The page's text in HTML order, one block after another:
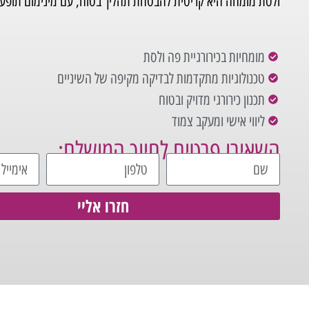
מומחיות בכירורגיית פה ולסת
טכנולוגיות מתקדמות לבדיקה מקיפה של השיניים
תכנון כירורגי מדויק ובטוח
ליווי אישי ומעקב צמוד
השאירו פרטים לחיוך המושלם:
חזרו אליי